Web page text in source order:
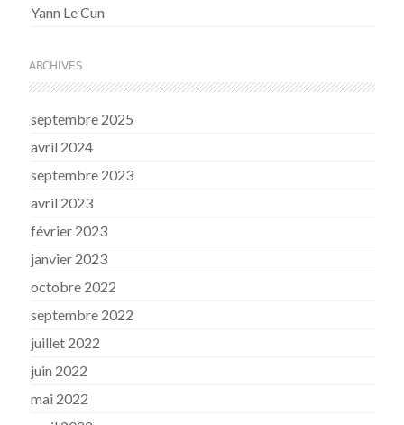
Yann Le Cun
ARCHIVES
septembre 2025
avril 2024
septembre 2023
avril 2023
février 2023
janvier 2023
octobre 2022
septembre 2022
juillet 2022
juin 2022
mai 2022